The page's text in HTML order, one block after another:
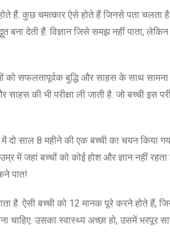
हैं. कुछ चमत्कार ऐसे होते हैं जिनसे पता चलता
बना देती हैं. विज्ञान जिसे समझ नहीं पाता,
को सफलतापूर्वक बुद्धि और साहस के साथ
की भी परीक्षा ली जाती है. जो बच्ची इस
दो साल 8 महीने की एक बच्ची का चयन किया
में जहां बच्चों को कोई होश और ज्ञान नहीं रहता
पात!
है. ऐसी बच्ची को 12 मानक पूरे करने होते हैं,
चाहिए. उसका स्वास्थ्य अच्छा हो, उसमें भरपूर